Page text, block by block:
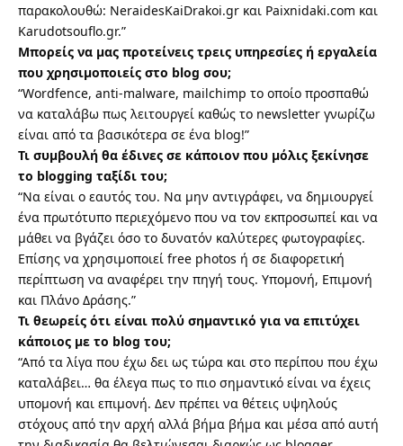
παρακολουθώ: NeraidesKaiDrakoi.gr και Paixnidaki.com και
Karudotsouflo.gr.”
Μπορείς να μας προτείνεις τρεις υπηρεσίες ή εργαλεία
που χρησιμοποιείς στο blog σου;
“Wordfence, anti-malware, mailchimp το οποίο προσπαθώ
να καταλάβω πως λειτουργεί καθώς το newsletter γνωρίζω
είναι από τα βασικότερα σε ένα blog!”
Τι συμβουλή θα έδινες σε κάποιον που μόλις ξεκίνησε
το blogging ταξίδι του;
“Να είναι ο εαυτός του. Να μην αντιγράφει, να δημιουργεί
ένα πρωτότυπο περιεχόμενο που να τον εκπροσωπεί και να
μάθει να βγάζει όσο το δυνατόν καλύτερες φωτογραφίες.
Επίσης να χρησιμοποιεί free photos ή σε διαφορετική
περίπτωση να αναφέρει την πηγή τους. Υπομονή, Επιμονή
και Πλάνο Δράσης.”
Τι θεωρείς ότι είναι πολύ σημαντικό για να επιτύχει
κάποιος με το blog του;
“Από τα λίγα που έχω δει ως τώρα και στο περίπου που έχω
καταλάβει… θα έλεγα πως το πιο σημαντικό είναι να έχεις
υπομονή και επιμονή. Δεν πρέπει να θέτεις υψηλούς
στόχους από την αρχή αλλά βήμα βήμα και μέσα από αυτή